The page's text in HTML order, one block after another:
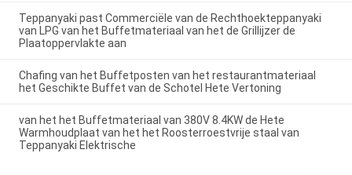
Teppanyaki past Commerciële van de Rechthoekteppanyaki
van LPG van het Buffetmateriaal van het de Grillijzer de
Plaatoppervlakte aan
Chafing van het Buffetposten van het restaurantmateriaal
het Geschikte Buffet van de Schotel Hete Vertoning
van het het Buffetmateriaal van 380V 8.4KW de Hete
Warmhoudplaat van het het Roosterroestvrije staal van
Teppanyaki Elektrische